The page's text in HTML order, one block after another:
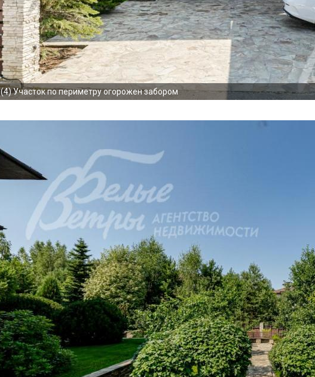
(4)Участок по периметру огорожен забором